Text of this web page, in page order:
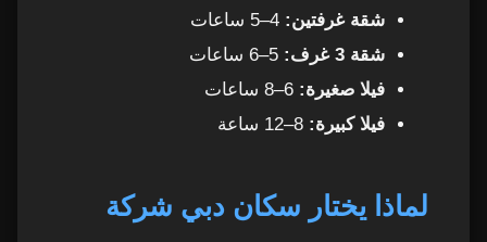
37 1. تجربة فاطمة – دبي مارينا
38 2. تجربة سارة – JVC
40
شقة غرفتين:
شقة 3 غرف:
فيلا صغيرة:
فيلا كبيرة:
لماذا يختار سكان دبي شركة